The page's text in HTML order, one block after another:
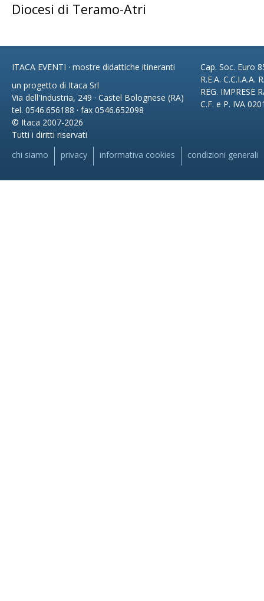
Diocesi di Teramo-Atri
ITACA EVENTI · mostre didattiche itineranti
un progetto di Itaca Srl
Via dell'Industria, 249 · Castel Bolognese (RA)
tel. 0546.656188 · fax 0546.652098
© Itaca 2007-2026
Tutti i diritti riservati
Cap. Soc. Euro
R.E.A. C.C.I.A.A.
REG. IMPRESE
C.F. e P. IVA
chi siamo privacy informativa cookies condizioni generali